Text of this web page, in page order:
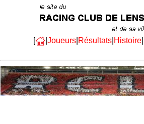
[ | Joueurs| Résultats| Histoire|